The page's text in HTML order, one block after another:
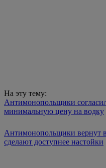
На эту тему:
Антимонопольщики
минимальную цену на водку
Антимонопольщики вернут
сделают доступнее настойки